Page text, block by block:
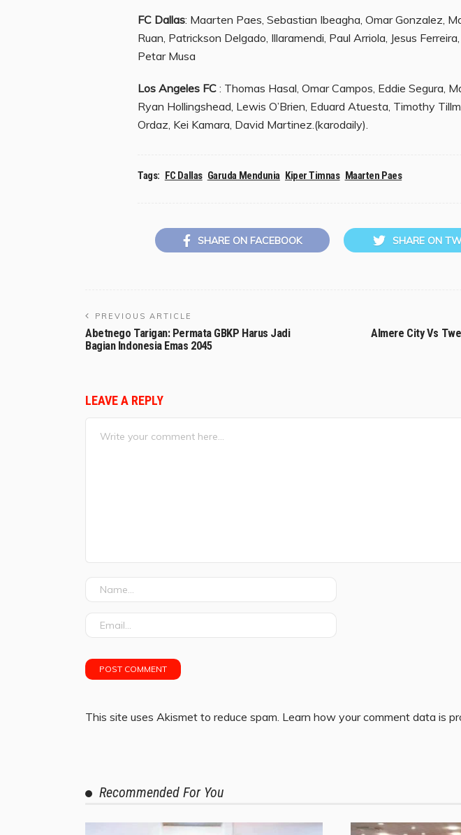
FC Dallas: Maarten Paes, Sebastian Ibeagha, Omar Gonzalez,
Ruan, Patrickson Delgado, Illaramendi, Paul Arriola, Jesus
Petar Musa
Los Angeles FC : Thomas Hasal, Omar Campos, Eddie Segura,
Ryan Hollingshead, Lewis O’Brien, Eduard Atuesta, Timothy
Ordaz, Kei Kamara, David Martinez.(karodaily).
Tags: FC Dallas Garuda Mendunia Kiper Timnas Maarten Paes
SHARE ON FACEBOOK SHARE ON
PREVIOUS ARTICLE
Abetnego Tarigan: Permata GBKP Harus Jadi
Bagian Indonesia Emas 2045
Almere City Vs
LEAVE A REPLY
This site uses Akismet to reduce spam. Learn how your comment data is
Recommended For You